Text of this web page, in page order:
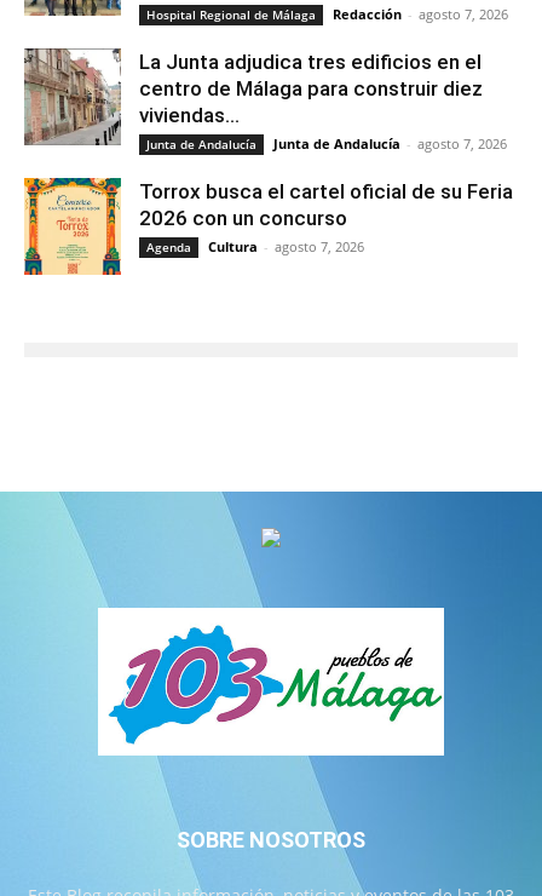
Hospital Regional de Málaga Redacción - agosto 7, 2026
La Junta adjudica tres edificios en el
centro de Málaga para construir diez
viviendas...
Junta de Andalucía Junta de Andalucía - agosto 7, 2026
Torrox busca el cartel oficial de su Feria
2026 con un concurso
Agenda Cultura - agosto 7, 2026
SOBRE NOSOTROS